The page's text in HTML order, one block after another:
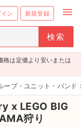
ン 新規登録 menu
格は定価より安いまたは
ープ・ユニット・バンド
x LEGO BIG
狩り